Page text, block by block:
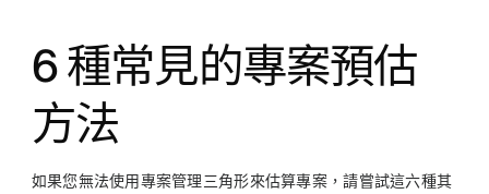
6 種常見的專案預估
方法
如果您無法使用專案管理三角形來估算專案，請嘗試這六種其